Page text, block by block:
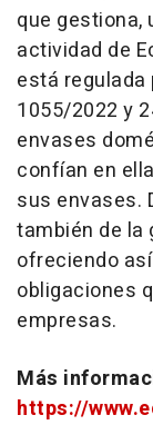
que gestiona,
actividad de
está regulada
1055/2022 y
envases
confían en
sus envases.
también de la
ofreciendo
obligaciones
empresas.
Más
https://